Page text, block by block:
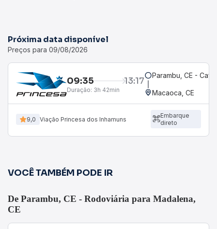
Próxima data disponível
Preços para 09/08/2026
09:35 13:17
Duração: 3h 42min
Parambu, CE - Café
Macaoca, CE
9,0 Viação Princesa dos Inhamuns
Embarque
direto
VOCÊ TAMBÉM PODE IR
De Parambu, CE - Rodoviária para Madalena,
CE